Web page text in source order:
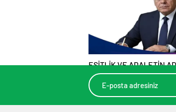
EŞİTLİK VE ADALETİN